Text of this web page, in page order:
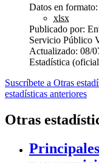
Datos en formato:
xlsx
Publicado por:
Servicio Público
Actualizado: 08/
Estadística
Suscríbete a Otras
estadísticas anteriores
Otras